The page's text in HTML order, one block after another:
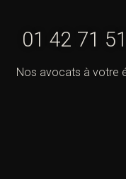
01 42 71
Nos avocats à votre